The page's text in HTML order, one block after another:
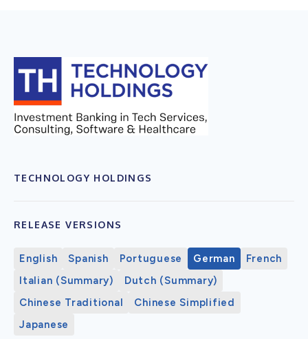
TECHNOLOGY HOLDINGS
RELEASE VERSIONS
English Spanish Portuguese German
French
Italian (Summary)
Dutch (Summary)
Chinese Traditional
Chinese Simplified
Japanese